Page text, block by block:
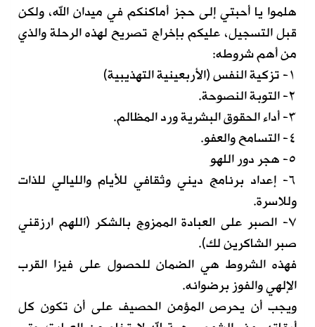
هلموا يا أحبتي إلى حجز أماكنكم في ميدان الله، ولكن
قبل التسجيل، عليكم بإخراج تصريح لهذه الرحلة والذي
من أهم شروطه:
١- تزكية النفس (الأربعينية التهذيبية)
٢- التوبة النصوحة.
٣- أداء الحقوق البشرية ورد المظالم.
٤- التسامح والعفو.
٥- هجر دور اللهو
٦- إعداد برنامج ديني وثقافي للأيام والليالي للذات
وللاسرة.
٧- الصبر على العبادة الممزوج بالشكر (اللهم ارزقني
صبر الشاكرين لك).
فهذه الشروط هي الضمان للحصول على فيزا القرب
الإلهي والفوز برضوانه.
ويجب أن يحرص المؤمن الحصيف على أن تكون كل